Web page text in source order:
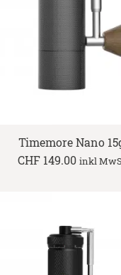
Timemore Nano
CHF149.00 inkl